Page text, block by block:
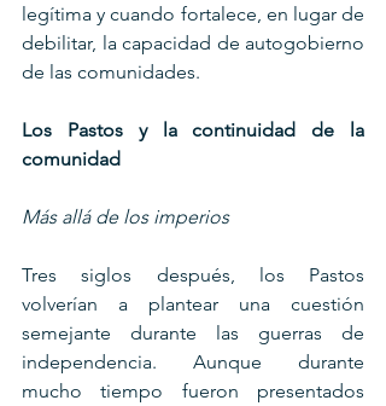
legítima y cuando fortalece, en lugar de
debilitar, la capacidad de autogobierno
de las comunidades.
Los Pastos y la continuidad de la
comunidad
Más allá de los imperios
Tres siglos después, los Pastos
volverían a plantear una cuestión
semejante durante las guerras de
independencia. Aunque durante
mucho tiempo fueron presentados